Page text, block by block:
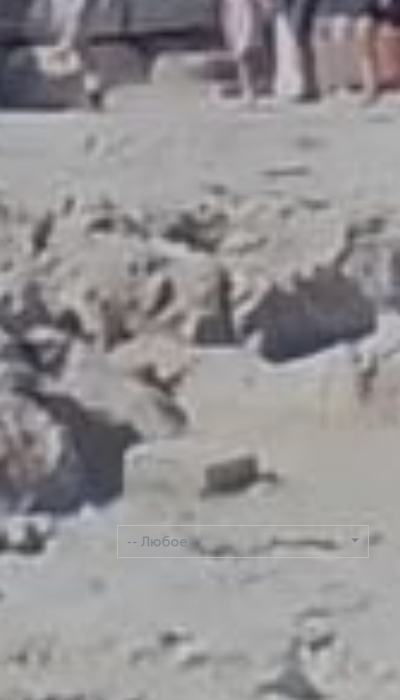
ЯЗЫК -- Любое --
ПОИСКОВОЕ СЛОВО
ПОИСК ГИДА